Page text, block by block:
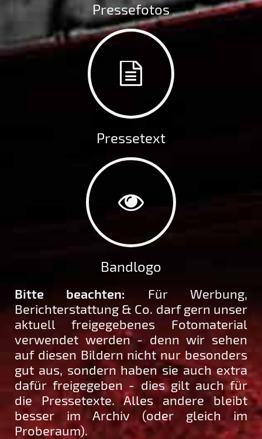
Pressefotos
Pressetext
Bandlogo
Bitte beachten: Für Werbung,
Berichterstattung & Co. darf gern unser
aktuell freigegebenes Fotomaterial
verwendet werden - denn wir sehen
auf diesen Bildern nicht nur besonders
gut aus, sondern haben sie auch extra
dafür freigegeben - dies gilt auch für
die Pressetexte. Alles andere bleibt
besser im Archiv (oder gleich im
Proberaum).